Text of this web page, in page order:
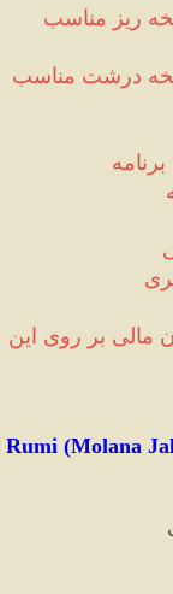
برنامه
Rumi (Molana